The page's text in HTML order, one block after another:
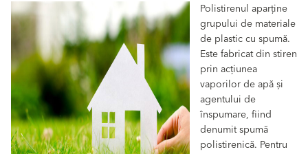
Polistirenul aparține
grupului de materiale
de plastic cu spumă.
Este fabricat din stiren
prin acțiunea
vaporilor de apă și
agentului de
înspumare, fiind
denumit spumă
polistirenică. Pentru